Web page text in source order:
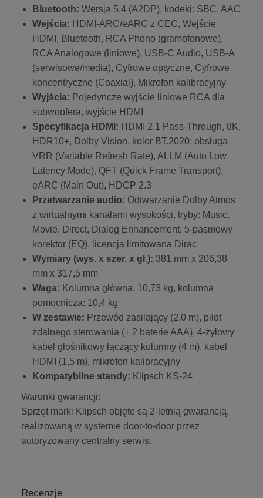
Bluetooth: Wersja 5.4 (A2DP), kodeki: SBC, AAC
Wejścia: HDMI-ARC/eARC z CEC, Wejście
HDMI, Bluetooth, RCA Phono (gramofonowe),
RCA Analogowe (liniowe), USB-C Audio, USB-A
(serwisowe/media), Cyfrowe optyczne, Cyfrowe
koncentryczne (Coaxial), Mikrofon kalibracyjny
Wyjścia: Pojedyncze wyjście liniowe RCA dla
subwoofera, wyjście HDMI
Specyfikacja HDMI: HDMI 2.1 Pass-Through, 8K,
HDR10+, Dolby Vision, kolor BT.2020; obsługa
VRR (Variable Refresh Rate), ALLM (Auto Low
Latency Mode), QFT (Quick Frame Transport);
eARC (Main Out), HDCP 2.3
Przetwarzanie audio: Odtwarzanie Dolby Atmos
z wirtualnymi kanałami wysokości, tryby: Music,
Movie, Direct, Dialog Enhancement, 5-pasmowy
korektor (EQ), licencja limitowana Dirac
Wymiary (wys. x szer. x gł.): 381 mm x 206,38
mm x 317,5 mm
Waga: Kolumna główna: 10,73 kg, kolumna
pomocnicza: 10,4 kg
W zestawie: Przewód zasilający (2,0 m), pilot
zdalnego sterowania (+ 2 baterie AAA), 4-żyłowy
kabel głośnikowy łączący kolumny (4 m), kabel
HDMI (1,5 m), mikrofon kalibracyjny
Kompatybilne standy: Klipsch KS-24
Warunki gwarancji:
Sprzęt marki Klipsch objęte są 2-letnią gwarancją,
realizowaną w systemie door-to-door przez
autoryzowany centralny serwis.
Recenzje